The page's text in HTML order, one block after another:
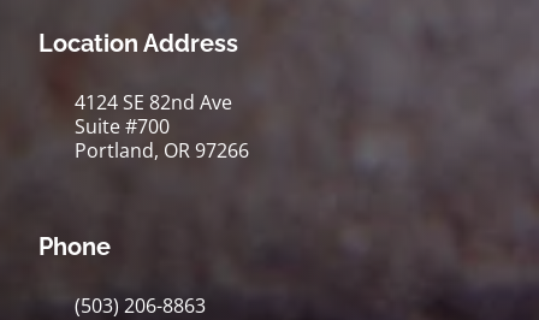
Location Address
4124 SE 82nd Ave
Suite #700
Portland, OR 97266
Phone
(503) 206-8863